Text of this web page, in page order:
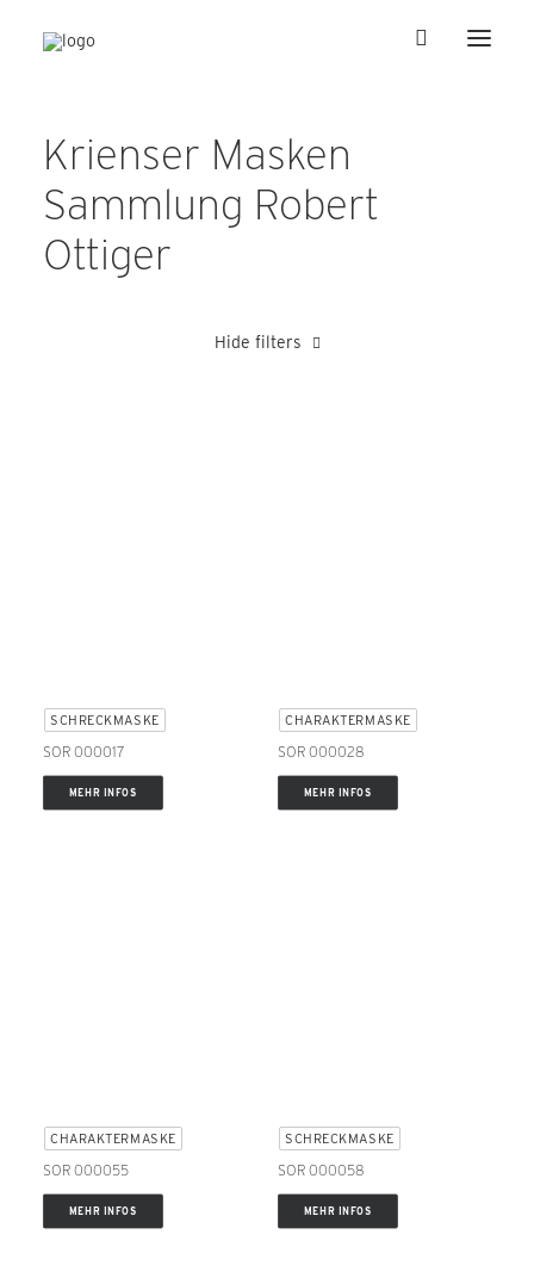
Krienser Masken
Sammlung Robert
Ottiger
Hide filters
SCHRECKMASKE
SOR 000017
MEHR INFOS
CHARAKTERMASKE
SOR 000028
MEHR INFOS
CHARAKTERMASKE
SOR 000055
MEHR INFOS
SCHRECKMASKE
SOR 000058
MEHR INFOS